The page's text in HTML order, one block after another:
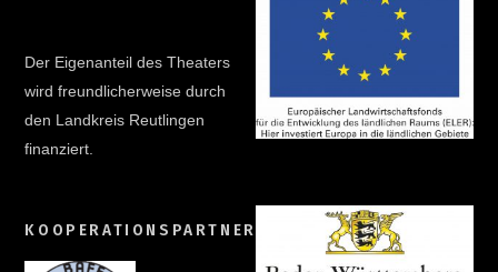
Der Eigenanteil des Theaters
wird freundlicherweise durch
den Landkreis Reutlingen
finanziert.
KOOPERATIONSPARTNER